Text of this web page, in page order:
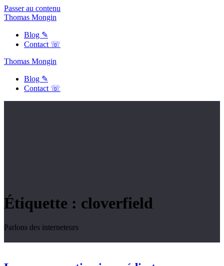
Passer au contenu
Thomas Mongin
Blog ✎
Contact ☏
Thomas Mongin
Blog ✎
Contact ☏
Étiquette : cloverfield
Parlons des interneteurs